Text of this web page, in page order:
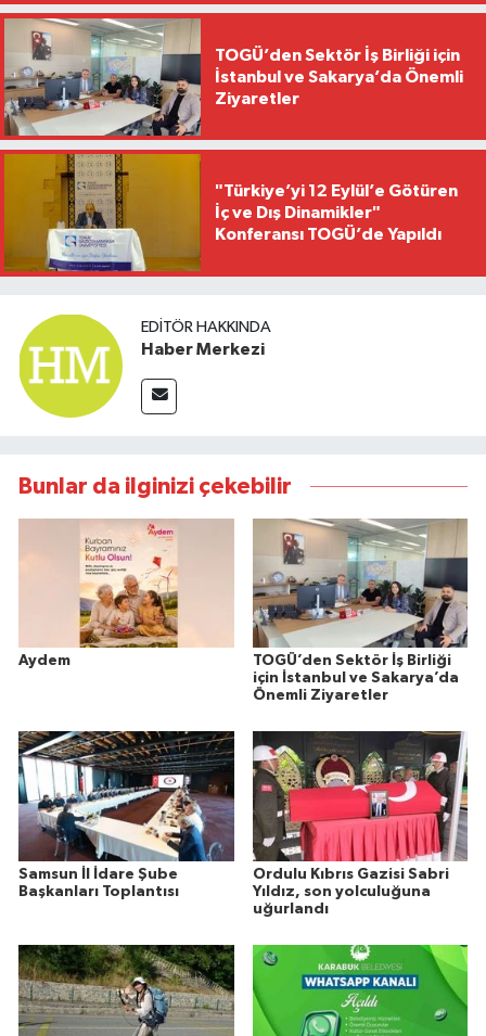
TOGÜ’den Sektör İş Birliği için
İstanbul ve Sakarya’da Önemli
Ziyaretler
"Türkiye’yi 12 Eylül’e Götüren
İç ve Dış Dinamikler"
Konferansı TOGÜ’de Yapıldı
EDITÖR HAKKINDA
Haber Merkezi
Bunlar da ilginizi çekebilir
Aydem
TOGÜ’den Sektör İş Birliği
için İstanbul ve Sakarya’da
Önemli Ziyaretler
Samsun İl İdare Şube
Başkanları Toplantısı
Ordulu Kıbrıs Gazisi Sabri
Yıldız, son yolculuğuna
uğurlandı